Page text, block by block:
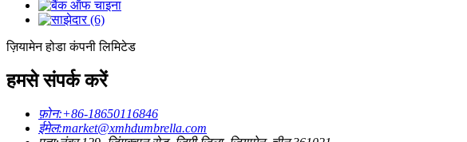
ज़ियामेन होडा कंपनी लिमिटेड
हमसे संपर्क करें
फ़ोन:+86-18650116846
ईमेल:market@xmhdumbrella.com